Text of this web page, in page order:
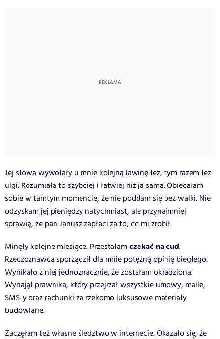
Jej słowa wywołały u mnie kolejną lawinę łez, tym razem łez
ulgi. Rozumiała to szybciej i łatwiej niż ja sama. Obiecałam
sobie w tamtym momencie, że nie poddam się bez walki. Nie
odzyskam jej pieniędzy natychmiast, ale przynajmniej
sprawię, że pan Janusz zapłaci za to, co mi zrobił.
Minęły kolejne miesiące. Przestałam czekać na cud.
Rzeczoznawca sporządził dla mnie potężną opinię biegłego.
Wynikało z niej jednoznacznie, że zostałam okradziona.
Wynajął prawnika, który przejrzał wszystkie umowy, maile,
SMS-y oraz rachunki za rzekomo luksusowe materiały
budowlane.
Zaczęłam też własne śledztwo w internecie. Okazało się, że